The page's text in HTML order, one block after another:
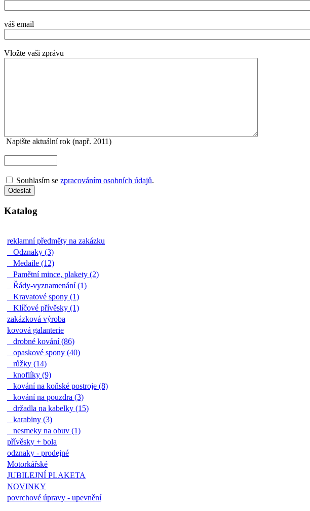
váš email
Vložte vaši zprávu
Napište aktuální rok (např. 2011)
Souhlasím se zpracováním osobních údajů.
Katalog
reklamní předměty na zakázku
Odznaky (3)
Medaile (12)
Pamětní mince, plakety (2)
Řády-vyznamenání (1)
Kravatové spony (1)
Klíčové přívěsky (1)
zakázková výroba
kovová galanterie
drobné kování (86)
opaskové spony (40)
růžky (14)
knoflíky (9)
kování na koňské postroje (8)
kování na pouzdra (3)
držadla na kabelky (15)
karabiny (3)
nesmeky na obuv (1)
přívěsky + bola
odznaky - prodejné
Motorkářské
JUBILEJNÍ PLAKETA
NOVINKY
povrchové úpravy - upevnění